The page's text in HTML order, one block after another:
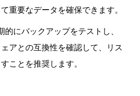
重要なデータを確保できます。
的にバックアップをテストし、
アとの互換性を確認して、リス
ことを推奨します。